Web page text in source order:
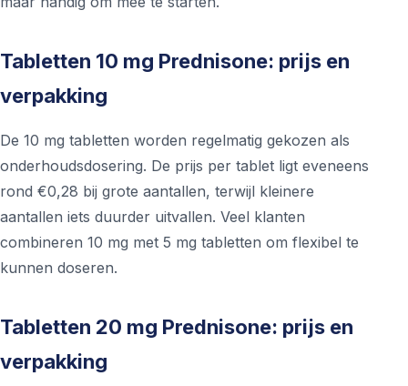
Tabletten 10 mg Prednisone: prijs en
verpakking
De 10 mg tabletten worden regelmatig gekozen als
onderhoudsdosering. De prijs per tablet ligt eveneens
rond €0,28 bij grote aantallen, terwijl kleinere
aantallen iets duurder uitvallen. Veel klanten
combineren 10 mg met 5 mg tabletten om flexibel te
kunnen doseren.
Tabletten 20 mg Prednisone: prijs en
verpakking